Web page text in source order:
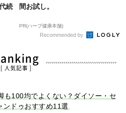
続
間お試し。
PR(ハーブ健康本舗)
Recommended by
[ 人気記事 ]
も100均でよくない？ダイソー・セ
ンドゥおすすめ11選